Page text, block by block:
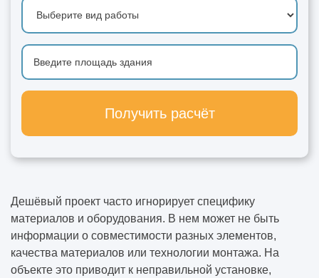
Получить расчёт
Дешёвый проект часто игнорирует специфику
материалов и оборудования. В нем может не быть
информации о совместимости разных элементов,
качества материалов или технологии монтажа. На
объекте это приводит к неправильной установке,